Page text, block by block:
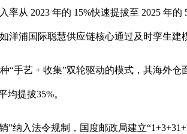
从 2023 年的 15%快速提拔至 2025 年
洋浦国际聪慧供应链核心通过及时孪生建
手艺 + 收集”双轮驱动的模式，其海外
提拔35%。
入法令规制，国度邮政局建立